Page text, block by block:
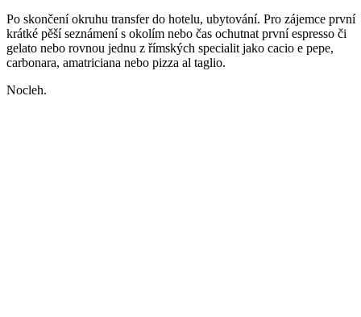
Po skončení okruhu transfer do hotelu, ubytování. Pro zájemce první
krátké pěší seznámení s okolím nebo čas ochutnat první espresso či
gelato nebo rovnou jednu z římských specialit jako cacio e pepe,
carbonara, amatriciana nebo pizza al taglio.
Nocleh.